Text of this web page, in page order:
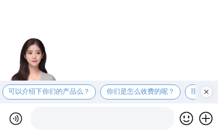
可以介绍下你们的产品么？ 你们是怎么收费的呢？ 现在有